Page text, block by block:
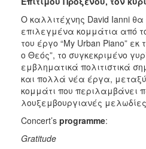
Ο καλλιτέχνης David Ianni
επιλεγμένα κομμάτια από
του έργο “My Urban Piano” εκ
ο Θεός”, το συγκεκριμένο
εμβληματικά πολιτιστικά
και πολλά νέα έργα,
κομμάτι που περιλαμβάνει
λουξεμβουργιανές
Concert’s programme:
Gratitude